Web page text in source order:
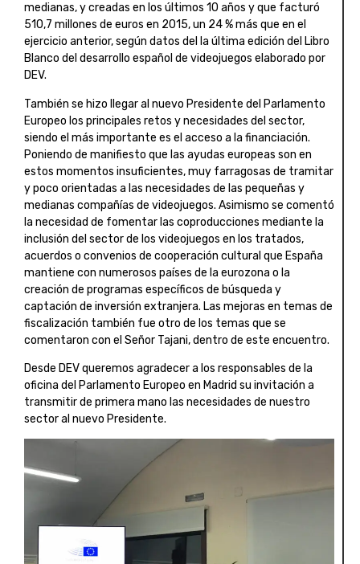
medianas, y creadas en los últimos 10 años y que facturó
510,7 millones de euros en 2015, un 24 % más que en el
ejercicio anterior, según datos del la última edición del Libro
Blanco del desarrollo español de videojuegos elaborado por
DEV.
También se hizo llegar al nuevo Presidente del Parlamento
Europeo los principales retos y necesidades del sector,
siendo el más importante es el acceso a la financiación.
Poniendo de manifiesto que las ayudas europeas son en
estos momentos insuficientes, muy farragosas de tramitar
y poco orientadas a las necesidades de las pequeñas y
medianas compañías de videojuegos. Asimismo se comentó
la necesidad de fomentar las coproducciones mediante la
inclusión del sector de los videojuegos en los tratados,
acuerdos o convenios de cooperación cultural que España
mantiene con numerosos países de la eurozona o la
creación de programas específicos de búsqueda y
captación de inversión extranjera. Las mejoras en temas de
fiscalización también fue otro de los temas que se
comentaron con el Señor Tajani, dentro de este encuentro.
Desde DEV queremos agradecer a los responsables de la
oficina del Parlamento Europeo en Madrid su invitación a
transmitir de primera mano las necesidades de nuestro
sector al nuevo Presidente.